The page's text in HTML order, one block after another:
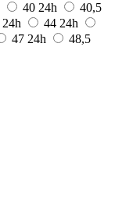
40 24h
40,5
24h 44 24h
47 24h
48,5